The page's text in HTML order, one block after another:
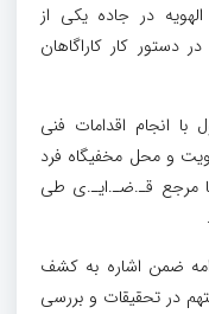
در جاده یکی از
دستور کار کاراگاهان
انجام اقدامات فنی
و محل مخفیگاه فرد
مرجع قـ.ضـ.ایـ.ی طی
ضمن اشاره به کشف
در تحقیقات و بررسی